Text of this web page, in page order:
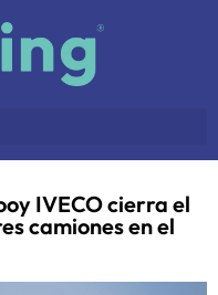
IVECO cierra el
camiones en el